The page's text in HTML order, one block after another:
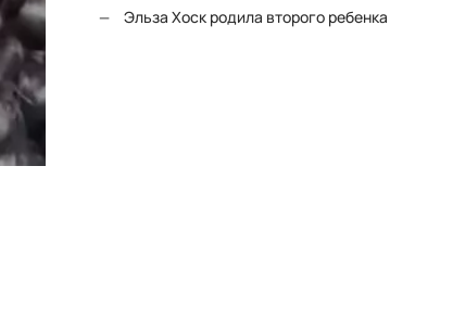
Эльза Хоск родила второго ребенка